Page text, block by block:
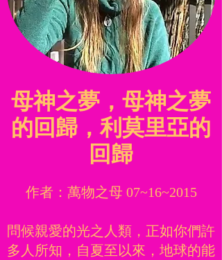
母神之夢，母神之夢
的回歸，利莫里亞的
回歸
作者：萬物之母 07~16~2015
問候親愛的光之人類，正如你們許
多人所知，自夏至以來，地球的能